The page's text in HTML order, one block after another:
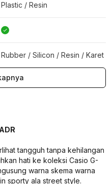
Plastic / Resin
Rubber / Silicon / Resin / Karet
tangguh tanpa kehilangan
hati ke koleksi Casio G-
warna skema warna
sporty ala street style.